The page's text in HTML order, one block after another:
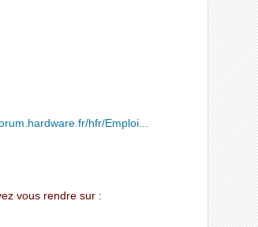
hfr/Emploi...
vous rendre sur :